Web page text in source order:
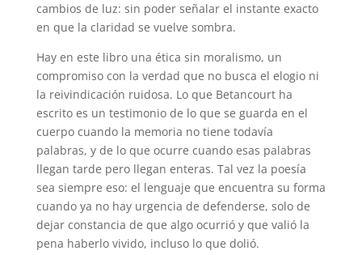
cambios de luz: sin poder señalar el instante exacto
en que la claridad se vuelve sombra.
Hay en este libro una ética sin moralismo, un
compromiso con la verdad que no busca el elogio ni
la reivindicación ruidosa. Lo que Betancourt ha
escrito es un testimonio de lo que se guarda en el
cuerpo cuando la memoria no tiene todavía
palabras, y de lo que ocurre cuando esas palabras
llegan tarde pero llegan enteras. Tal vez la poesía
sea siempre eso: el lenguaje que encuentra su forma
cuando ya no hay urgencia de defenderse, solo de
dejar constancia de que algo ocurrió y que valió la
pena haberlo vivido, incluso lo que dolió.